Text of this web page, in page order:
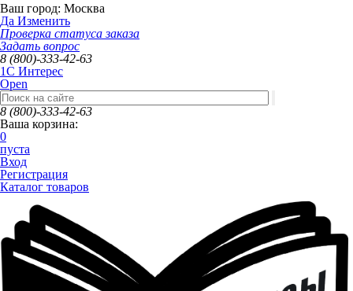
Ваш город: Москва
Да Изменить
Проверка статуса заказа
Задать вопрос
8 (800)-333-42-63
1C Интерес
Open
8 (800)-333-42-63
Ваша корзина:
0
пуста
Вход
Регистрация
Каталог товаров